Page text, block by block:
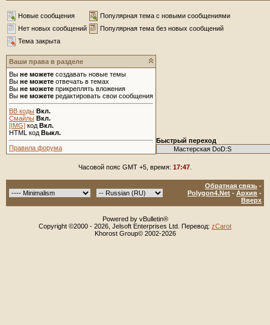
Новые сообщения
Популярная тема с новыми сообщениями
Нет новых сообщений
Популярная тема без новых сообщений
Тема закрыта
Ваши права в разделе
Вы не можете создавать новые темы
Вы не можете отвечать в темах
Вы не можете прикреплять вложения
Вы не можете редактировать свои сообщения
BB коды Вкл.
Смайлы Вкл.
[IMG] код Вкл.
HTML код Выкл.
Правила форума
Быстрый переход
Часовой пояс GMT +5, время: 17:47
Обратная связь -
Polygon4.Net - Архив -
Вверх
Powered by vBulletin®
Copyright ©2000 - 2026, Jelsoft Enterprises Ltd. Перевод: zCarot
Khorost Group© 2002-2026